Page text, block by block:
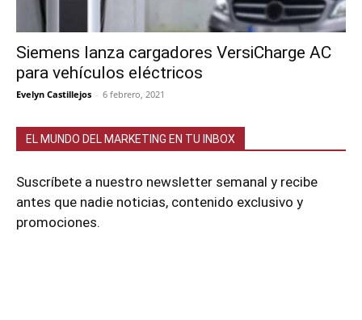
Siemens lanza cargadores VersiCharge AC
para vehículos eléctricos
Evelyn Castillejos - 6 febrero, 2021
EL MUNDO DEL MARKETING EN TU INBOX
Suscríbete a nuestro newsletter semanal y recibe
antes que nadie noticias, contenido exclusivo y
promociones.